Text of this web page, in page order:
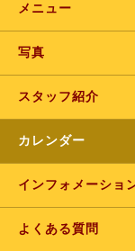
メニュー
写真
スタッフ紹介
カレンダー
インフォメーショ
よくある質問